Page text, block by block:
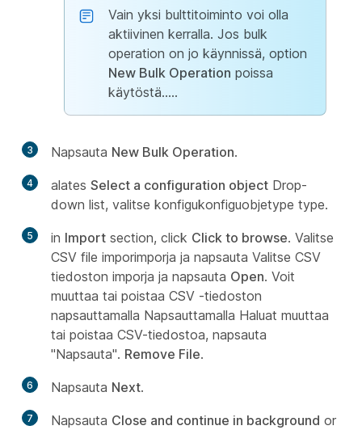
Vain yksi bulttitoiminto voi olla
aktiivinen kerralla. Jos bulk
operation on jo käynnissä, option
New Bulk Operation poissa
käytöstä.....
3 Napsauta New Bulk Operation.
4 alates Select a configuration object Drop-
down list, valitse konfigukonfiguobjetype type.
5 in Import section, click Click to browse. Valitse
CSV file imporimporja ja napsauta Valitse CSV
tiedoston imporja ja napsauta Open. Voit
muuttaa tai poistaa CSV -tiedoston
napsauttamalla Napsauttamalla Haluat muuttaa
tai poistaa CSV-tiedostoa, napsauta
"Napsauta". Remove File.
6 Napsauta Next.
7 Napsauta Close and continue in background or